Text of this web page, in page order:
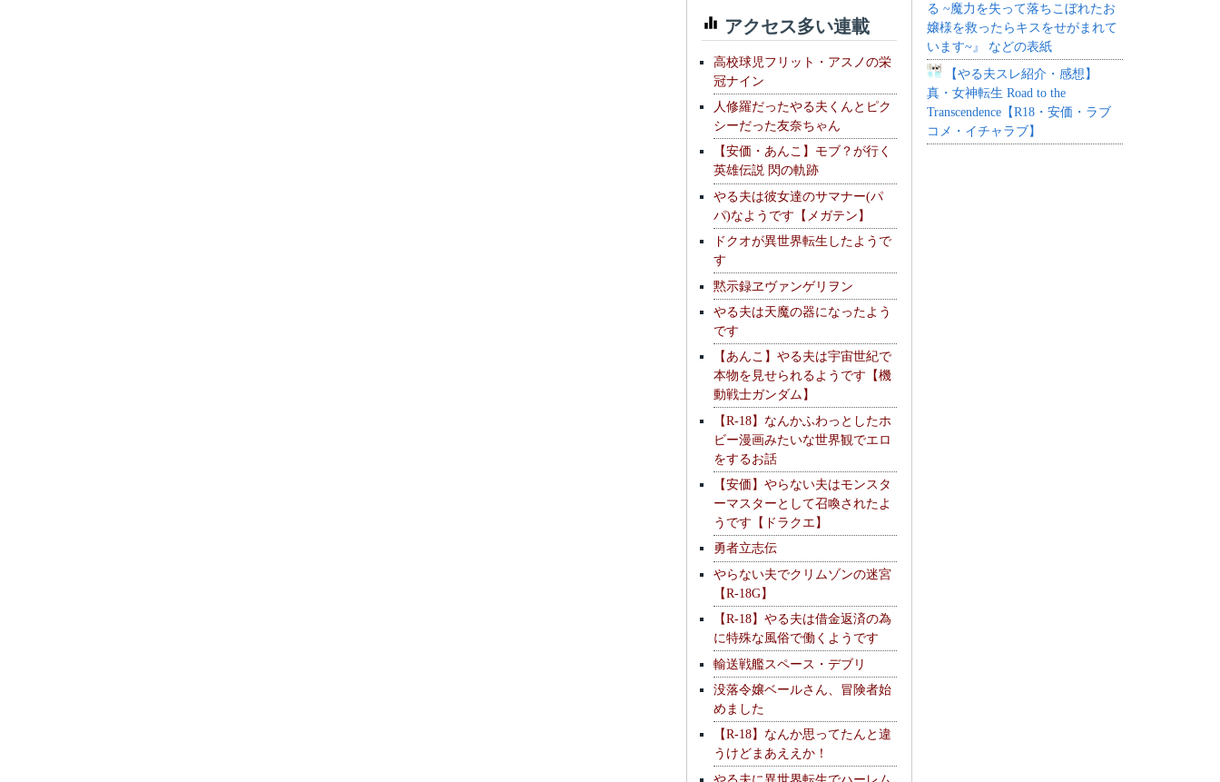
アクセス多い連載
高校球児フリット・アスノの栄
冠ナイン
人修羅だったやる夫くんとピク
シーだった友奈ちゃん
【安価・あんこ】モブ？が行く
英雄伝説 閃の軌跡
やる夫は彼女達のサマナー(パ
パ)なようです【メガテン】
ドクオが異世界転生したようで
す
黙示録ヱヴァンゲリヲン
やる夫は天魔の器になったよう
です
【あんこ】やる夫は宇宙世紀で
本物を見せられるようです【機
動戦士ガンダム】
【R-18】なんかふわっとしたホ
ビー漫画みたいな世界観でエロ
をするお話
【安価】やらない夫はモンスタ
ーマスターとして召喚されたよ
うです【ドラクエ】
勇者立志伝
やらない夫でクリムゾンの迷宮
【R-18G】
【R-18】やる夫は借金返済の為
に特殊な風俗で働くようです
輸送戦艦スペース・デブリ
没落令嬢ベールさん、冒険者始
めました
【R-18】なんか思ってたんと違
うけどまあええか！
やる夫に異世界転生でハーレム
る ~魔力を失って落ちこぼれたお
嬢様を救ったらキスをせがまれて
います~』 などの表紙
【やる夫スレ紹介・感想】
真・女神転生 Road to the
Transcendence【R18・安価・ラブ
コメ・イチャラブ】